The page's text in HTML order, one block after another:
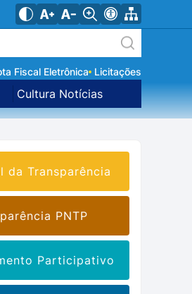
Fiscal Eletrônica Licitações
Cultura Notícias
da Transparência
PNTP
Participativo